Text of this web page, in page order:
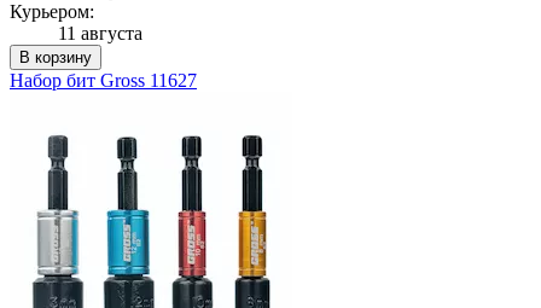
Курьером:
11 августа
В корзину
Набор бит Gross 11627